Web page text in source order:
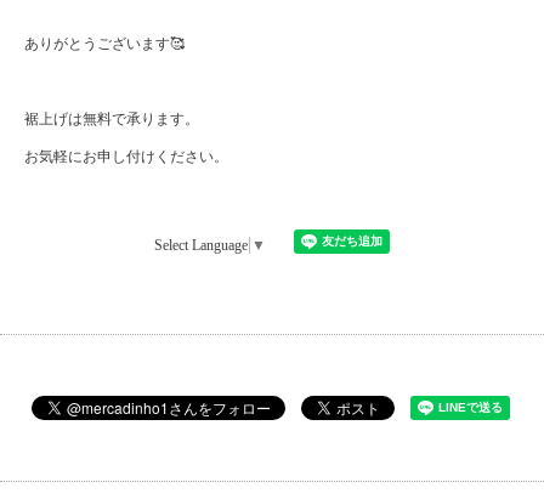
ありがとうございます🥰
裾上げは無料で承ります。
お気軽にお申し付けください。
Select Language ▼